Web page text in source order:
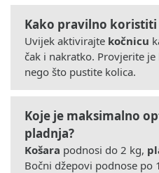
Kako pravilno koristiti
Uvijek aktivirajte kočnicu
čak i nakratko. Provjerite
nego što pustite kolica.
Koje je maksimalno
pladnja?
Košara podnosi do 2 kg,
Bočni džepovi podnose po